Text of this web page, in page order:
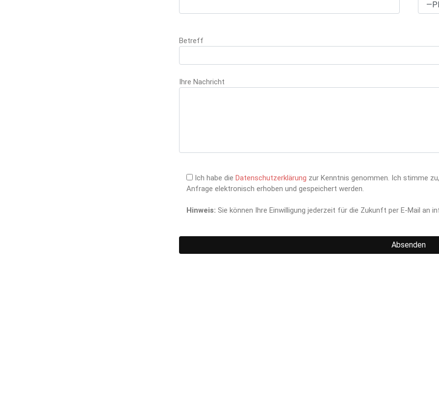
Betreff
Ihre Nachricht
Ich habe die Datenschutzerklärung zur Kenntnis genommen. Ich stimme
Anfrage elektronisch erhoben und gespeichert werden.
Hinweis: Sie können Ihre Einwilligung jederzeit für die Zukunft per E-Mail an